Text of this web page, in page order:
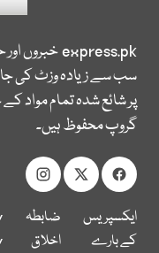
express.pkخبروں
سب سے زیادہ وزٹ کی
پر شائع شدہ تمام مواد
گروپ محفوظ ہیں۔
ایکسپریس
کے بارے
ضابطہ
اخلاق